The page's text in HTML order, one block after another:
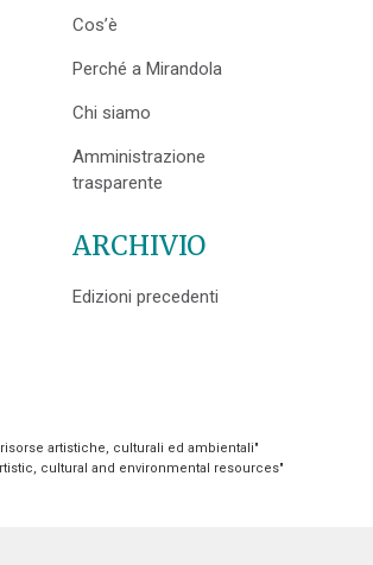
Cos’è
Perché a Mirandola
Chi siamo
Amministrazione
trasparente
ARCHIVIO
Edizioni precedenti
risorse artistiche, culturali ed ambientali"
cultural and environmental resources"